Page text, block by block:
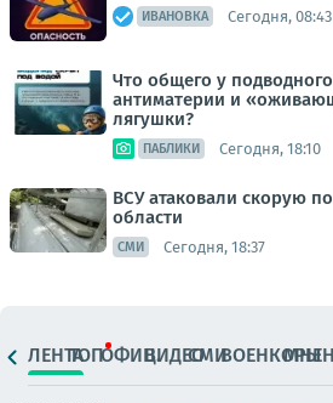
ИВАНОВКА Сегодня, 08:43
Что общего у
антиматерии и
лягушки?
ПАБЛИКИ Сегодня, 18:10
ВСУ атаковали скорую
области
СМИ Сегодня, 18:37
ЛЕНТАТОПОФИЦ.ВИДЕОСМИВОЕНКОРЫ